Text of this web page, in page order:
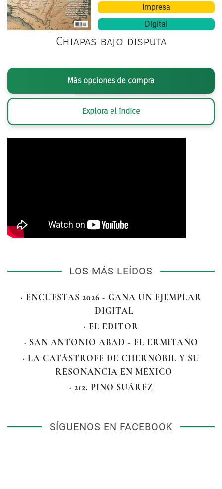
Impresa
Digital
Chiapas bajo disputa
Más opciones de compra
Explora el índice
LOS MÁS LEÍDOS
· ENCUESTAS 2026 - GANA UN EJEMPLAR
DIGITAL
· EL EDITOR
· SAN ANTONIO ABAD - EL ERMITAÑO
· LA CATÁSTROFE DE CHERNÓBIL Y SU
RESONANCIA EN MÉXICO
· 212. PINO SUÁREZ
SÍGUENOS EN FACEBOOK